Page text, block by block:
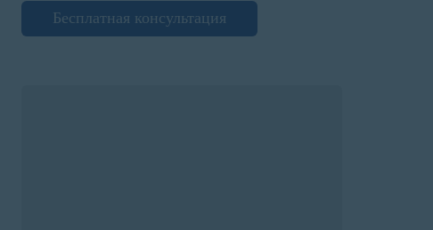
Бесплатная консультация